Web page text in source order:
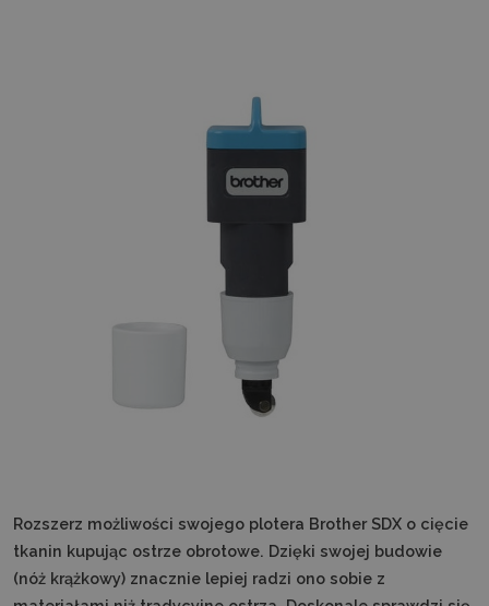
Rozszerz możliwości swojego plotera Brother SDX o cięcie
tkanin kupując ostrze obrotowe. Dzięki swojej budowie
(nóż krążkowy) znacznie lepiej radzi ono sobie z